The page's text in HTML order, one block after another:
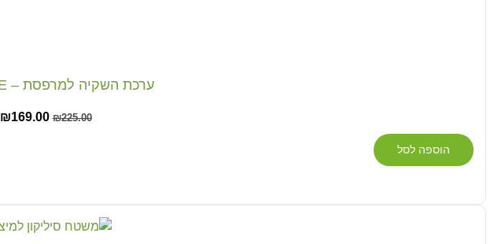
ערכת השקיה למרפסת – LANDLINE
₪225.00
₪169.00
הוספה לסל